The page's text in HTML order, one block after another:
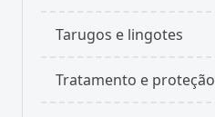
Tarugos e lingotes
Tratamento e proteção